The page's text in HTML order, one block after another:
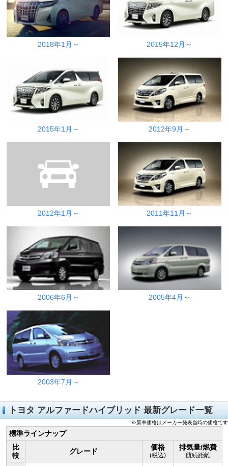
2018年1月～ 2015年12月～
2015年1月～ 2012年9月～
2012年1月～ 2011年11月～
2006年6月～ 2005年4月～
2003年7月～
トヨタ アルファードハイブリッド 最新グレード一覧
※新車価格はメーカー発表当時の価格です
標準ラインナップ
比
較
グレード 価格
(税込)
排気量/燃費
航続距離